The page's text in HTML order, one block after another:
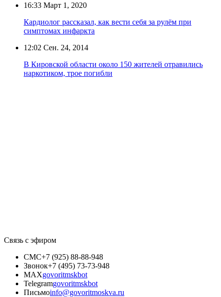
16:33 Март 1, 2020
Кардиолог рассказал, как вести себя за рулём при
симптомах инфаркта
12:02 Сен. 24, 2014
В Кировской области около 150 жителей отравились
наркотиком, трое погибли
Связь с эфиром
СМС+7 (925) 88-88-948
Звонок+7 (495) 73-73-948
MAXgovoritmskbot
Telegramgovoritmskbot
Письмоinfo@govoritmoskva.ru